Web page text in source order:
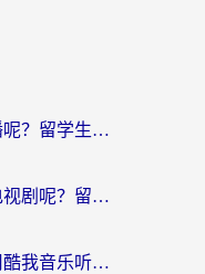
在国外怎么看腾讯视频直播呢？留学生亲测有效的回国加速指南
在日本用什么软件看中国电视剧呢？留学生亲测有效的回国加速方案
海外党必看：在国外怎么用酷我音乐听音乐？告别“地区不支持”的实用指南